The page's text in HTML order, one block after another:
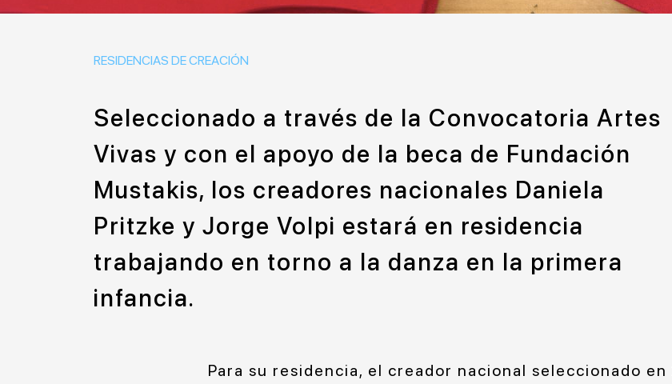
RESIDENCIAS DE CREACIÓN
Seleccionado a través de la Convocatoria Artes
Vivas y con el apoyo de la beca de Fundación
Mustakis, los creadores nacionales Daniela
Pritzke y Jorge Volpi estará en residencia
trabajando en torno a la danza en la primera
infancia.
Para su residencia, el creador nacional seleccionado